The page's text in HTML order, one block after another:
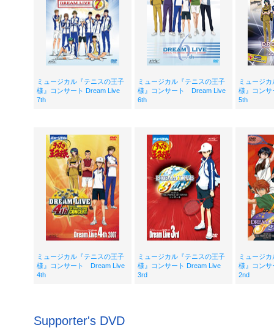
ミュージカル『テニスの王子
様』コンサート Dream Live
7th
ミュージカル『テニスの王子
様』コンサート Dream Live
6th
ミュージ
様』コン
5th
ミュージカル『テニスの王子
様』コンサート Dream Live
4th
ミュージカル『テニスの王子
様』コンサート Dream Live
3rd
ミュージ
様』コンサ
2nd
Supporter's DVD